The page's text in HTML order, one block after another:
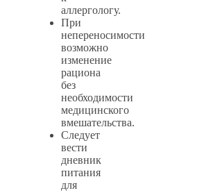
аллергологу.
При
непереносимости
возможно
изменение
рациона
без
необходимости
медицинского
вмешательства.
Следует
вести
дневник
питания
для